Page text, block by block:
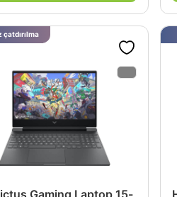
Gaming Laptop 15-
çatdırılma